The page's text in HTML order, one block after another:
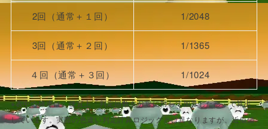
2回（通常＋１回） 1/2048
3回（通常＋２回） 1/1365
４回（通常＋３回） 1/1024
※表中の確率は、便宜上「判定回数を分母に対して加算した形」で算出
しています。実際の色違い判定計算ロジックとは異なりますが、近似値